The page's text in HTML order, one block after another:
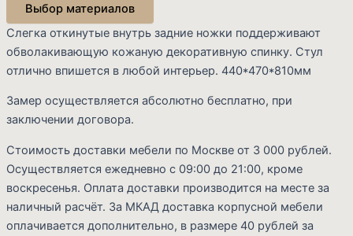
Cart
Выбор материалов
Слегка откинутые внутрь задние ножки поддерживают
обволакивающую кожаную декоративную спинку. Стул
отлично впишется в любой интерьер. 440*470*810мм
Замер осуществляется абсолютно бесплатно, при
заключении договора.
Стоимость доставки мебели по Москве от 3 000 рублей.
Осуществляется ежедневно с 09:00 до 21:00, кроме
воскресенья. Оплата доставки производится на месте за
наличный расчёт. За МКАД доставка корпусной мебели
оплачивается дополнительно, в размере 40 рублей за